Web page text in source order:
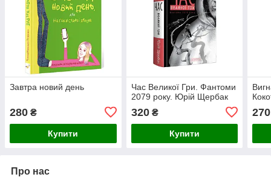
Завтра новий день
280 ₴
Купити
Час Великої Гри. Фантоми
2079 року. Юрій Щербак
320₴
Купити
270
Про нас